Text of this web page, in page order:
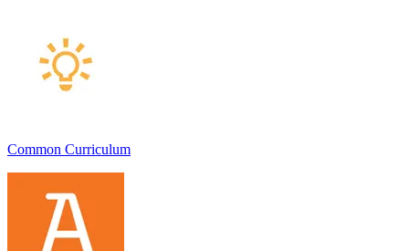
Common Curriculum